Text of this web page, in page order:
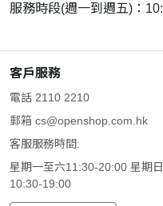
服務時段(週一到週五)：
客戶服務
電話 2110 2210
郵箱 cs@openshop.com.hk
客服服務時間:
星期一至六11:30-20:00 星期日
10:30-19:00